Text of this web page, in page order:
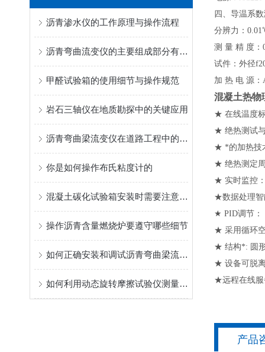
沥青渗水仪的工作原理与操作流程
沥青弯曲流变仪的主要组成部分有哪些？
甲醛试验箱的使用细节与操作规范
岩石三轴仪在地质勘探中的关键应用
沥青弯曲梁流变仪在道路工程中的应用
你是如何操作布氏粘度计的
混凝土碳化试验箱安装时需要注意哪些细节
操作沥青含量燃烧炉要遵守哪些细节
如何正确安装和调试沥青弯曲梁流变仪？
如何利用动态旋转摩擦试验仪测量静摩擦系数与动摩擦系数的转变点？
四、导温系
分辨力：
测 量 精 度
试件：外径
加 热 电 源：
混凝土热物
★ 在线温度
★ 绝热测试
★ *的加热技
★ 绝热测定
★ 实时监控
★数据处理智
★ PID调节：
★ 采用循环
★ 结构*: 圆
★ 设备可脱
★远程在线服
产品